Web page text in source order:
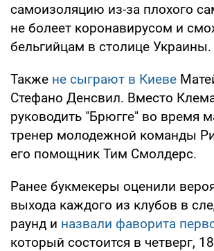
самоизоляцию из-за плохого
не болеет коронавирусом и
бельгийцам в столице Украины.
Также не сыграют в Киеве
Стефано Денсвил. Вместо
руководить "Брюгге" во время
тренер молодежной команды
его помощник Тим Смолдерс.
Ранее букмекеры оценили
выхода каждого из клубов в
раунд и назвали фаворита
который состоится в четверг,